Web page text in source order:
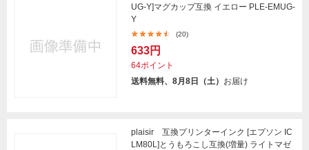
UG-Y]マグカップ互換 イエロー PLE-EMUG-
Y
(20)
633円
64ポイント
送料無料、8月8日（土） お届け
plaisir 互換プリンターインク [エプソン IC
LM80L]とうもろこし互換(増量) ライトマゼ